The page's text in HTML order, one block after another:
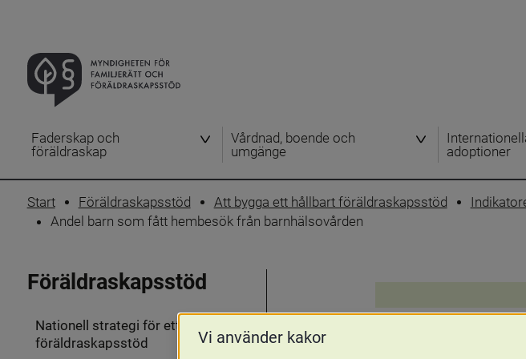
Faderskap och
föräldraskap
Vårdnad, boende och
umgänge
adoptioner
Start Föräldraskapsstöd Att bygga ett hållbart föräldraskapsstöd
Andel barn som fått hembesök från barnhälsovården
Andel barn
Föräldraskapsstöd
Nationell strategi för ett stärkt
föräldraskapsstöd
Fäll
Vi använder kakor